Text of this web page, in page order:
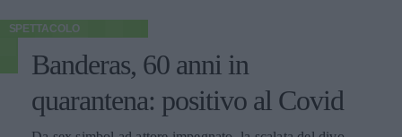
SPETTACOLO
Banderas, 60 anni in
quarantena: positivo al Covid